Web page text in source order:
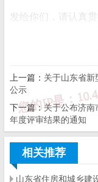
发给你们，请认真贯
上一篇： 关于山东省新
公示
下一篇：关于公布济南
年度评审结果的通知
相关推荐